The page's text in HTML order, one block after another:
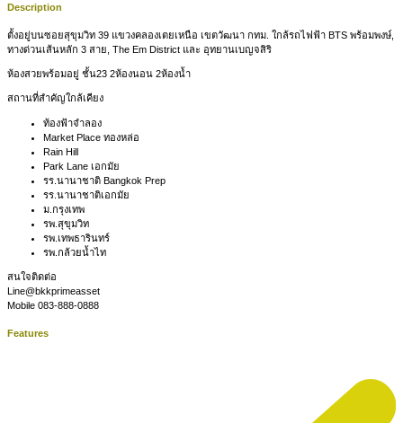
Description
ตั้งอยู่บนซอยสุขุมวิท 39 แขวงคลองเตยเหนือ เขตวัฒนา กทม. ใกล้รถไฟฟ้า BTS พร้อมพงษ์,
ทางด่วนเส้นหลัก 3 สาย, The Em District และ อุทยานเบญจสิริ
ห้องสวยพร้อมอยู่ ชั้น23 2ห้องนอน 2ห้องน้ำ
สถานที่สำคัญใกล้เคียง
ท้องฟ้าจำลอง
Market Place ทองหล่อ
Rain Hill
Park Lane เอกมัย
รร.นานาชาติ Bangkok Prep
รร.นานาชาติเอกมัย
ม.กรุงเทพ
รพ.สุขุมวิท
รพ.เทพธารินทร์
รพ.กล้วยน้ำไท
สนใจติดต่อ
Line@bkkprimeasset
Mobile 083-888-0888
Features